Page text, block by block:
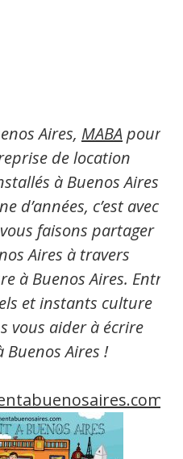
Aires, MABApour
de location
à Buenos Aires
d’années, c’est avec
faisons partager
Aires à travers
à Buenos Aires. Entre
et instants culture
vous aider à écrire
Aires !